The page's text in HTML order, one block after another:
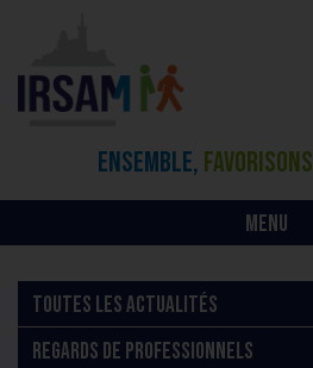
ENSEMBLE, FAVORISONS
MENU
TOUTES LES ACTUALITÉS
REGARDS DE PROFESSIONNELS